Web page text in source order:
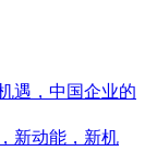
遇，中国企业的
新动能，新机